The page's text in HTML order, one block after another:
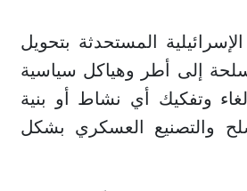
المستحدثة بتحويل
إلى أطر وهياكل سياسية
وتفكيك أي نشاط أو بنية
والتصنيع العسكري بشكل